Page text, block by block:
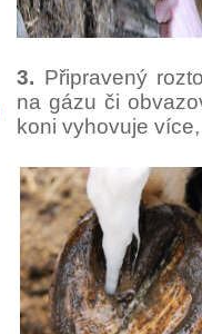
3. Připravený
na gázu či
koni vyhovuje